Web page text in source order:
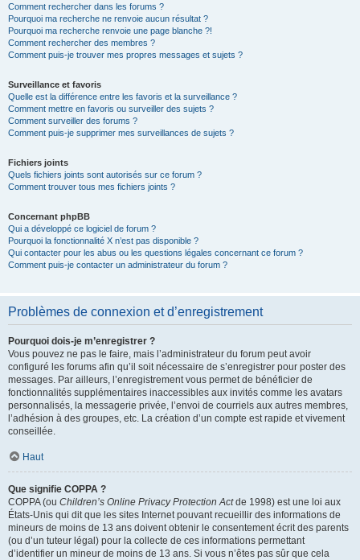
Comment rechercher dans les forums ?
Pourquoi ma recherche ne renvoie aucun résultat ?
Pourquoi ma recherche renvoie une page blanche ?!
Comment rechercher des membres ?
Comment puis-je trouver mes propres messages et sujets ?
Surveillance et favoris
Quelle est la différence entre les favoris et la surveillance ?
Comment mettre en favoris ou surveiller des sujets ?
Comment surveiller des forums ?
Comment puis-je supprimer mes surveillances de sujets ?
Fichiers joints
Quels fichiers joints sont autorisés sur ce forum ?
Comment trouver tous mes fichiers joints ?
Concernant phpBB
Qui a développé ce logiciel de forum ?
Pourquoi la fonctionnalité X n’est pas disponible ?
Qui contacter pour les abus ou les questions légales concernant ce forum ?
Comment puis-je contacter un administrateur du forum ?
Problèmes de connexion et d’enregistrement
Pourquoi dois-je m’enregistrer ?
Vous pouvez ne pas le faire, mais l’administrateur du forum peut avoir
configuré les forums afin qu’il soit nécessaire de s’enregistrer pour poster des
messages. Par ailleurs, l’enregistrement vous permet de bénéficier de
fonctionnalités supplémentaires inaccessibles aux invités comme les avatars
personnalisés, la messagerie privée, l’envoi de courriels aux autres membres,
l’adhésion à des groupes, etc. La création d’un compte est rapide et vivement
conseillée.
Haut
Que signifie COPPA ?
COPPA (ou Children’s Online Privacy Protection Actde 1998) est une loi aux
États-Unis qui dit que les sites Internet pouvant recueillir des informations de
mineurs de moins de 13 ans doivent obtenir le consentement écrit des parents
(ou d’un tuteur légal) pour la collecte de ces informations permettant
d’identifier un mineur de moins de 13 ans. Si vous n’êtes pas sûr que cela